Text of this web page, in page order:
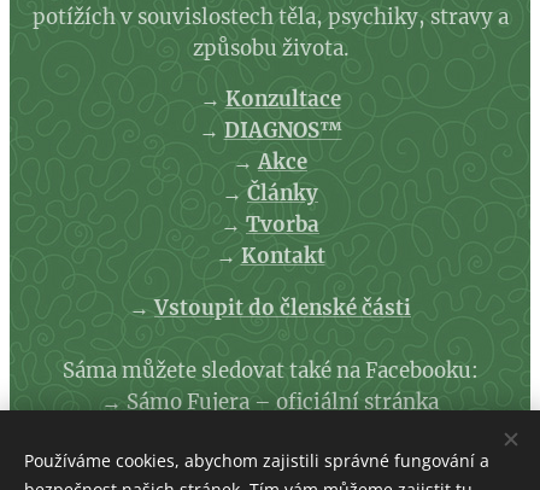
potížích v souvislostech těla, psychiky, stravy a
způsobu života.
→ Konzultace
→ DIAGNOS™
→Akce
→ Články
→ Tvorba
→ Kontakt
→Vstoupit do členské části
Sáma můžete sledovat také na Facebooku:
→Sámo Fujera – oficiální stránka
→Zásady ochrany osobních údajů
Používáme cookies, abychom zajistili správné fungování a